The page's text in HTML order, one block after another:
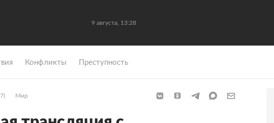
9 августа, 13:28
Конфликты Преступность
Мир